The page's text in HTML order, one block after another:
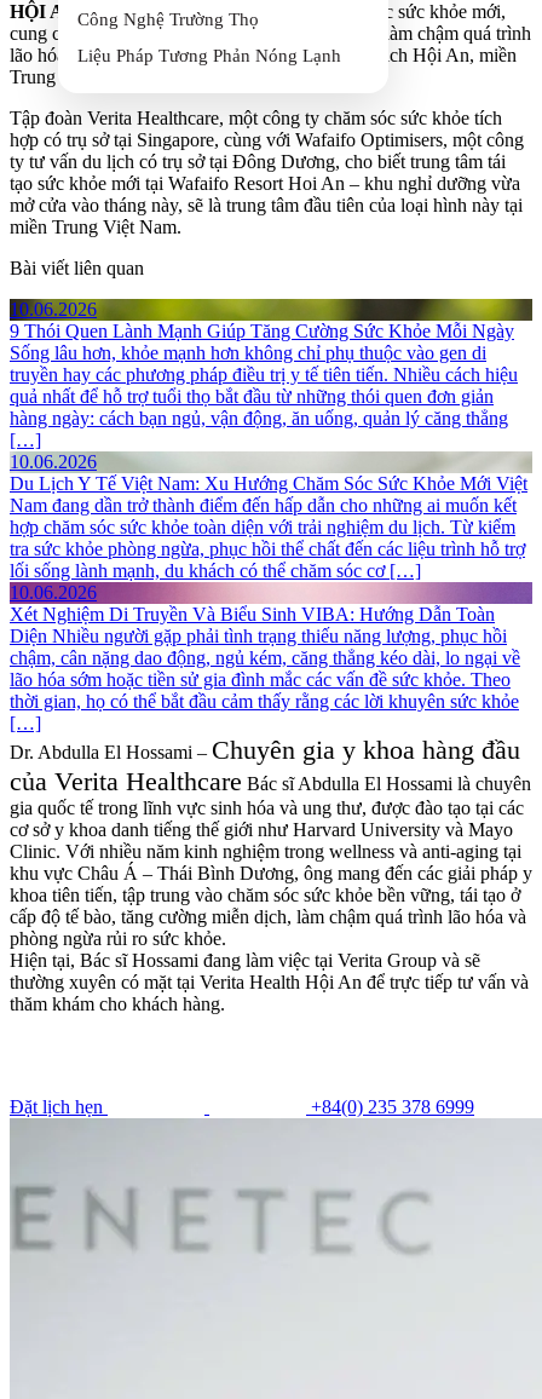
Công Nghệ Trường Thọ
Liệu Pháp Tương Phản Nóng Lạnh
HỘI AN, VIỆT NAM – Một trung tâm chăm sóc sức khỏe mới,
cung cấp các liệu trình giúp kéo dài tuổi xuân và làm chậm quá trình
lão hóa, dự kiến sẽ khai trương tại thành phố du lịch Hội An, miền
Trung Việt Nam vào quý 1 năm 2025.
Tập đoàn Verita Healthcare, một công ty chăm sóc sức khỏe tích
hợp có trụ sở tại Singapore, cùng với Wafaifo Optimisers, một công
ty tư vấn du lịch có trụ sở tại Đông Dương, cho biết trung tâm tái
tạo sức khỏe mới tại Wafaifo Resort Hoi An – khu nghỉ dưỡng vừa
mở cửa vào tháng này, sẽ là trung tâm đầu tiên của loại hình này tại
miền Trung Việt Nam.
Bài viết liên quan
10.06.2026
9 Thói Quen Lành Mạnh Giúp Tăng Cường Sức Khỏe Mỗi Ngày
Sống lâu hơn, khỏe mạnh hơn không chỉ phụ thuộc vào gen di
truyền hay các phương pháp điều trị y tế tiên tiến. Nhiều cách hiệu
quả nhất để hỗ trợ tuổi thọ bắt đầu từ những thói quen đơn giản
hàng ngày: cách bạn ngủ, vận động, ăn uống, quản lý căng thẳng
[…]
10.06.2026
Du Lịch Y Tế Việt Nam: Xu Hướng Chăm Sóc Sức Khỏe Mới Việt
Nam đang dần trở thành điểm đến hấp dẫn cho những ai muốn kết
hợp chăm sóc sức khỏe toàn diện với trải nghiệm du lịch. Từ kiểm
tra sức khỏe phòng ngừa, phục hồi thể chất đến các liệu trình hỗ trợ
lối sống lành mạnh, du khách có thể chăm sóc cơ […]
10.06.2026
Xét Nghiệm Di Truyền Và Biểu Sinh VIBA: Hướng Dẫn Toàn
Diện Nhiều người gặp phải tình trạng thiếu năng lượng, phục hồi
chậm, cân nặng dao động, ngủ kém, căng thẳng kéo dài, lo ngại về
lão hóa sớm hoặc tiền sử gia đình mắc các vấn đề sức khỏe. Theo
thời gian, họ có thể bắt đầu cảm thấy rằng các lời khuyên sức khỏe
[…]
Dr. Abdulla El Hossami – Chuyên gia y khoa hàng đầu
của Verita Healthcare Bác sĩ Abdulla El Hossami là chuyên
gia quốc tế trong lĩnh vực sinh hóa và ung thư, được đào tạo tại các
cơ sở y khoa danh tiếng thế giới như Harvard University và Mayo
Clinic. Với nhiều năm kinh nghiệm trong wellness và anti-aging tại
khu vực Châu Á – Thái Bình Dương, ông mang đến các giải pháp y
khoa tiên tiến, tập trung vào chăm sóc sức khỏe bền vững, tái tạo ở
cấp độ tế bào, tăng cường miễn dịch, làm chậm quá trình lão hóa và
phòng ngừa rủi ro sức khỏe.
Hiện tại, Bác sĩ Hossami đang làm việc tại Verita Group và sẽ
thường xuyên có mặt tại Verita Health Hội An để trực tiếp tư vấn và
thăm khám cho khách hàng.
Đặt lịch hẹn +84(0) 235 378 6999